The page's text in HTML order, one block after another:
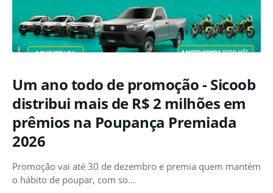
Um ano todo de promoção - Sicoob
distribui mais de R$ 2 milhões em
prêmios na Poupança Premiada
2026
Promoção vai até 30 de dezembro e premia quem mantém
o hábito de poupar, com so…